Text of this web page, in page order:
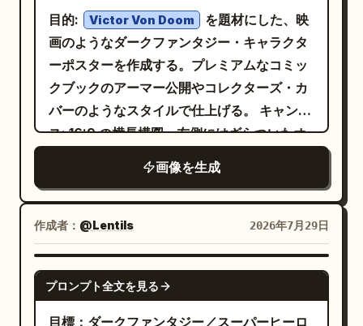
ラデーション、繊細なスクリーントーンのテ
クスチャ、詳細な衣服のシワ、表情豊かな
顔。キッチンはムードのある夜のパレット、
誘惑の悪魔は紫のパレット、抑制の天使は温
かみのある金色のパレットを使用する。キャ
ラクターは全パネルを通して一貫させるこ
要なキャラクター/役割は、女性、白髪の男性
ンの計 3 つに限定する。日本語のテキストは
指定通りに維持すること。指定以外のパネ
ル、キャラクター、ランダムな英語のテキス
ト、ロゴ、または「@_sagyo」以外の透か
キャラクターは [BACKGROUND] を背景に配
置し、大きなフラットな形状、大まかに描か
れた環境の詳細、そして「[TEXT]」と書か
れた巨大でラフな手描き風レタリングに簡略
化してください。腰から上のオフセンター構
景のタイポグラフィ、ゆったりとしたポスタ
ーの余白、そして軽く風化した印刷エッジを
使用してください。アスペクト比 4:5。
の日本のオープンオフィス。デスクの列、デ
スクトップモニター、キーボード、バインダ
ー、棚、パーティション、窓、蛍光灯のオフ
ィスらしい雰囲気、書類。ハムスターはデス
クの上にミニチュアのオフィスセットを構え
ている。 主な登場人物：以下の 3 名を必ず登
場させる。1) ダークスーツに白シャツ、スト
ライプのネクタイ、黒の短髪の若手日本人男
性社員。デスクトップ PC がある大きなデス
クに座っている。2) 小さくてふわふわしたハ
ムスター。可愛らしいが真剣な表情。ミニチ
ュアのデスク、モニター、キーボード、書
類、事務用品を揃えた小さなオフィスチェア
目的: Victor Von Doom
を題材にした、映
画のようなダークファンタジー・キャラクタ
ーポスターを作成する。プレミアムなコミッ
クブックのアーマー公開やコレクターズ・カ
バーのようなスタイルで仕上げる。 キャンバ
ス: 16:9 の横長構図。左側にはざらついたオ
の 2 を鎧をまとった人物の大きなクローズア
ップ・ポートレートが占める。高コントラス
ト、写実的なレンダリング、ドラマチックな
影、ハーフトーンの印刷粒子、微細な傷、そ
して使い古されたポスターの質感を表現す
る。 メイン被写体: 装飾が施された黒いラト
ベリア製アーマーを纏った、フード付きの君
画像を生成
作成者： @Lentils 2026年7月29日
GPT IMAGE 2
プロンプト全文を見る
目標：ダークファンタジー／スーパーヒーロ